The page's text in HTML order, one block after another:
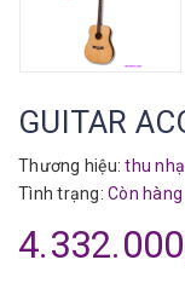
GUITAR
Thương hiệu: thu
Tình trạng: Còn hàng